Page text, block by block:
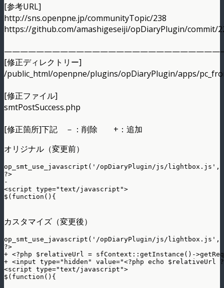
[参考URL]
http://sns.openpne.jp/communityTopic/238
https://github.com/amashigeseiji/opDiaryPlugin/commit/
[修正ディレクトリー]
/public_html/openpne/plugins/opDiaryPlugin/apps/
[修正ファイル]
smtPostSuccess.php
[修正箇所]下記 －：削除 +：追加
オリジナル（変更前）
op_smt_use_javascript('/opDiaryPlugin/js/
?>
-
<script type="text/javascript">
$(function(){
カスタマイズ（変更後）
op_smt_use_javascript('/opDiaryPlugin/js/
?>
+ <?php $relativeUrl = sfContext::getInstance()-
+ <input type="hidden" value="<?php echo
<script type="text/javascript">